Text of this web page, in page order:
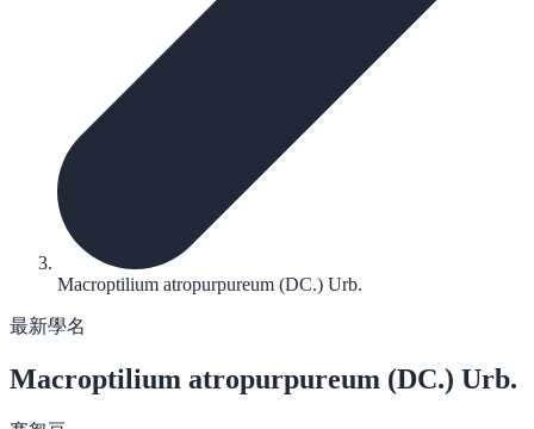
Macroptilium atropurpureum (DC.) Urb.
最新學名
Macroptilium atropurpureum (DC.) Urb.